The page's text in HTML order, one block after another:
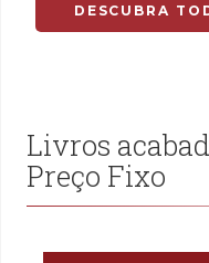
DESCUBRA
Livros
Preço Fixo